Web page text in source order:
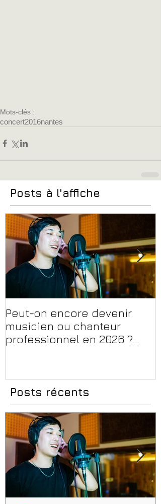
Mots-clés :
concert2016nantes
Posts à l'affiche
Peut-on encore devenir
musicien ou chanteur
professionnel en 2026 ?
Posts récents